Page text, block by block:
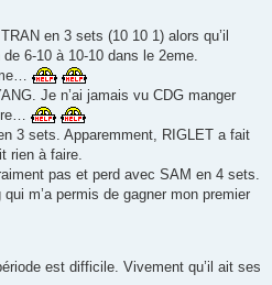
en 3 sets (10 10 1) alors qu’il
6-10 à 10-10 dans le 2eme.
Je n’ai jamais vu CDG manger
3 sets. Apparemment, RIGLET a fait
rien à faire.
pas et perd avec SAM en 4 sets.
m’a permis de gagner mon premier
est difficile. Vivement qu’il ait ses